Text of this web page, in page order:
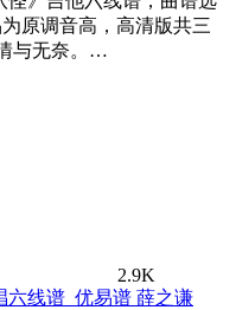
原调音高，高清版共三
与无奈。…
2.9K
薛之谦